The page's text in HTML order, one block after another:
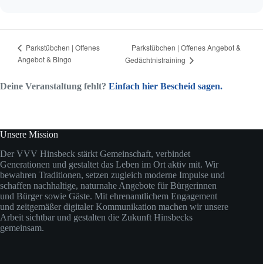
Parkstübchen | Offenes
Angebot & Bingo
Parkstübchen | Offenes Angebot &
Gedächtnistraining
Deine Veranstaltung fehlt? Einfach hier Bescheid sagen.
Unsere Mission
Der VVV Hinsbeck stärkt Gemeinschaft, verbindet
Generationen und gestaltet das Leben im Ort aktiv mit. Wir
bewahren Traditionen, setzen zugleich moderne Impulse und
schaffen nachhaltige, naturnahe Angebote für Bürgerinnen
und Bürger sowie Gäste. Mit ehrenamtlichem Engagement
und zeitgemäßer digitaler Kommunikation machen wir unsere
Arbeit sichtbar und gestalten die Zukunft Hinsbecks
gemeinsam.